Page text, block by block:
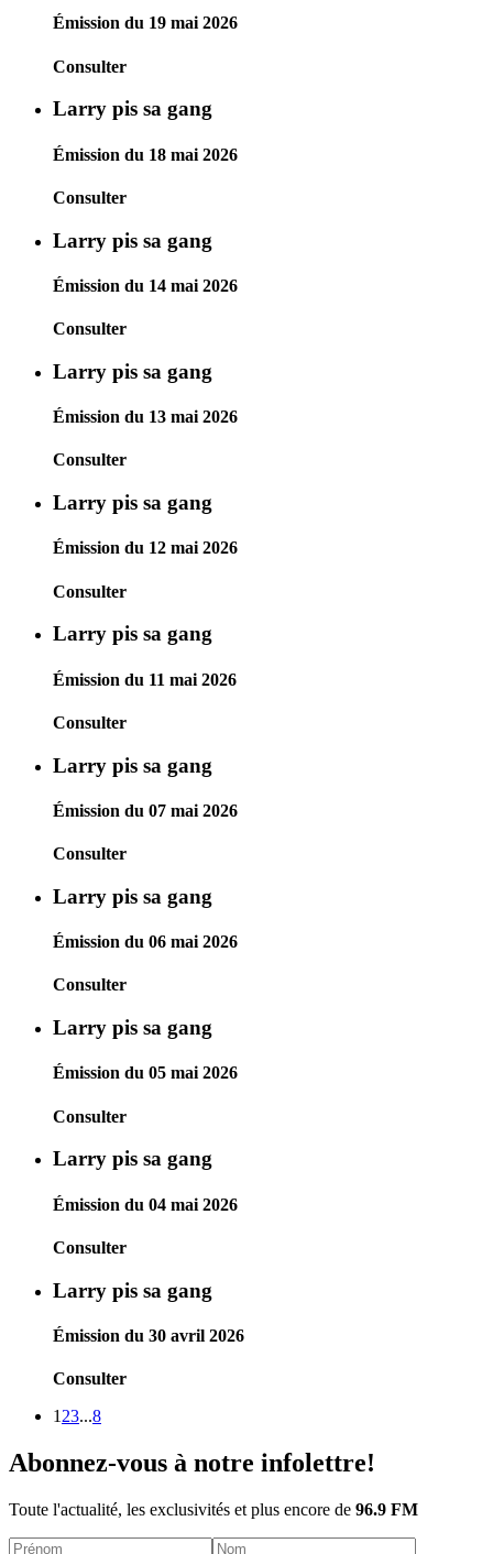
Émission du 19 mai 2026
Consulter
Larry pis sa gang
Émission du 18 mai 2026
Consulter
Larry pis sa gang
Émission du 14 mai 2026
Consulter
Larry pis sa gang
Émission du 13 mai 2026
Consulter
Larry pis sa gang
Émission du 12 mai 2026
Consulter
Larry pis sa gang
Émission du 11 mai 2026
Consulter
Larry pis sa gang
Émission du 07 mai 2026
Consulter
Larry pis sa gang
Émission du 06 mai 2026
Consulter
Larry pis sa gang
Émission du 05 mai 2026
Consulter
Larry pis sa gang
Émission du 04 mai 2026
Consulter
Larry pis sa gang
Émission du 30 avril 2026
Consulter
1 23...8
Abonnez-vous à notre infolettre!
Toute l'actualité, les exclusivités et plus encore de 96.9 FM